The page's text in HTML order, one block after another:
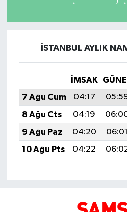
İSTANBUL AYLIK
İMSAK
7 Ağu Cum
04:17
8 Ağu Cts
04:19
9 Ağu Paz
04:20 06:01
10 Ağu Pts
04:22